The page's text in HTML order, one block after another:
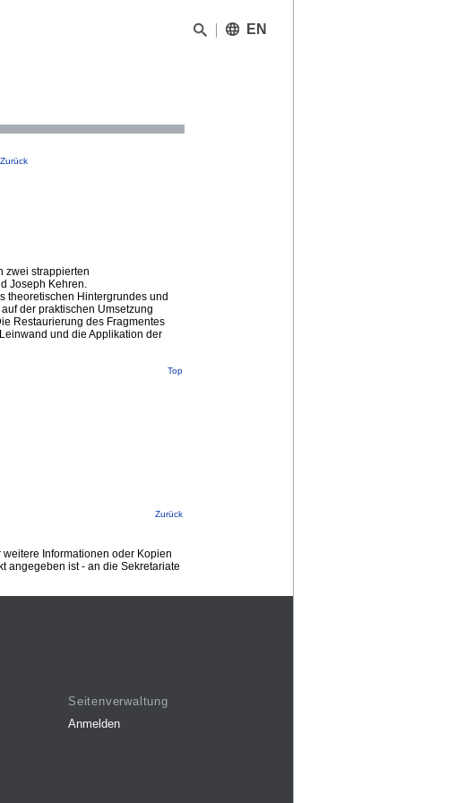
EN
Zurück
zwei strappierten
Joseph Kehren.
theoretischen Hintergrundes und
der praktischen Umsetzung
Restaurierung des Fragmentes
und die Applikation der
Top
Zurück
Informationen oder Kopien
angegeben ist - an die Sekretariate
Seitenverwaltung
Anmelden